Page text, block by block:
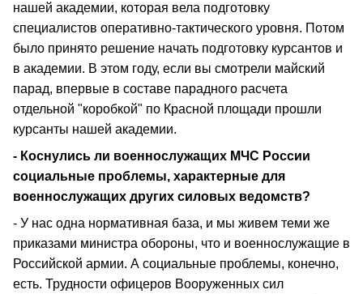
нашей академии, которая вела подготовку
специалистов оперативно-тактического уровня. Потом
было принято решение начать подготовку курсантов и
в академии. В этом году, если вы смотрели майский
парад, впервые в составе парадного расчета
отдельной "коробкой" по Красной площади прошли
курсанты нашей академии.
- Коснулись ли военнослужащих МЧС России
социальные проблемы, характерные для
военнослужащих других силовых ведомств?
- У нас одна нормативная база, и мы живем теми же
приказами министра обороны, что и военнослужащие в
Российской армии. А социальные проблемы, конечно,
есть. Трудности офицеров Вооруженных сил